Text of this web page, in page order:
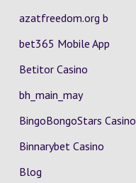
azatfreedom.org b
bet365 Mobile App
Betitor Casino
bh_main_may
BingoBongoStars Casino
Binnarybet Casino
Blog